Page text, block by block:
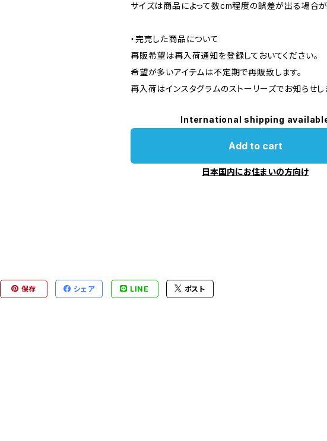
サイズは商品によって数cm程度の誤差が出る場合が
・完売した商品について
再販希望は再入荷通知を登録しておいてください。
希望が多いアイテムは不定期で再販致します。
再入荷はインスタグラムのストーリーズでお知らせし
International shipping
Add to cart
日本国内にお住まいの方向け
保存 シェア LINE ポスト